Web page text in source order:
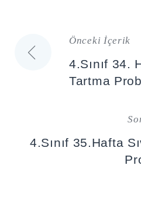
Yazı
gezinmesi
Önceki İçerik
4.Sınıf 34.
Tartma
4.Sınıf 35.Hafta